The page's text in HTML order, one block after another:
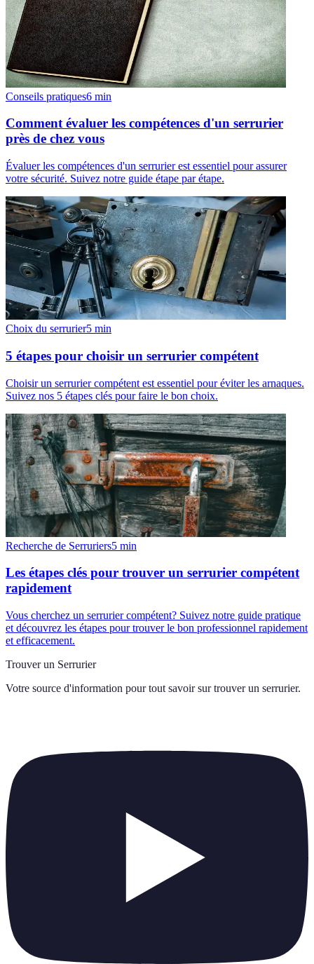
Conseils pratiques6 min
Comment évaluer les compétences d'un serrurier
près de chez vous
Évaluer les compétences d'un serrurier est essentiel pour assurer
votre sécurité. Suivez notre guide étape par étape.
Choix du serrurier5 min
5 étapes pour choisir un serrurier compétent
Choisir un serrurier compétent est essentiel pour éviter les arnaques.
Suivez nos 5 étapes clés pour faire le bon choix.
Recherche de Serruriers5 min
Les étapes clés pour trouver un serrurier compétent
rapidement
Vous cherchez un serrurier compétent? Suivez notre guide pratique
et découvrez les étapes pour trouver le bon professionnel rapidement
et efficacement.
Trouver un Serrurier
Votre source d'information pour tout savoir sur trouver un serrurier.